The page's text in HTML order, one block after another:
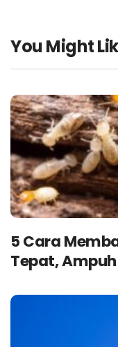
You Might
5 Cara
Tepat,